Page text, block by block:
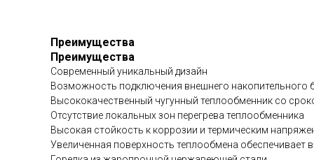
Преимущества
Преимущества
Современный уникальный дизайн
Возможность подключения внешнего накопительного
Высококачественный чугунный теплообменник со
Отсутствие локальных зон перегрева теплообменника
Высокая стойкость к коррозии и термическим
Увеличенная поверхность теплообмена обеспечивает